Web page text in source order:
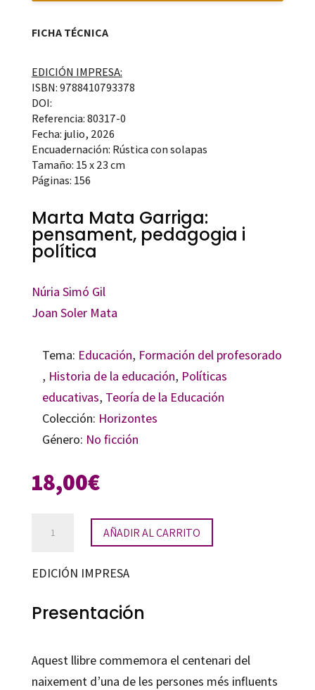
FICHA TÉCNICA
EDICIÓN IMPRESA:
ISBN: 9788410793378
DOI:
Referencia: 80317-0
Fecha: julio, 2026
Encuadernación: Rústica con solapas
Tamaño: 15 x 23 cm
Páginas: 156
Marta Mata Garriga:
pensament, pedagogia i
política
Núria Simó Gil
Joan Soler Mata
Tema: Educación, Formación del profesorado
, Historia de la educación, Políticas
educativas, Teoría de la Educación
Colección: Horizontes
Género: No ficción
18,00€
Garriga:
pedagogia
cantidad
AÑADIR AL CARRITO
EDICIÓN IMPRESA
Presentación
Aquest llibre commemora el centenari del
naixement d’una de les persones més influents